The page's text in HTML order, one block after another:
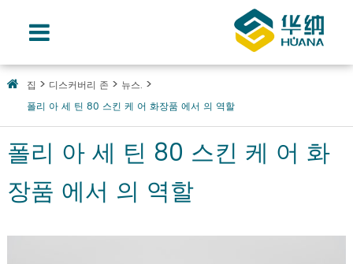
집 디스커버리 존
뉴스.
폴리 아 세 틴 80 스킨 케 어 화장품 에서 의 역할
폴리 아 세 틴 80 스킨 케 어 화
장품 에서 의 역할